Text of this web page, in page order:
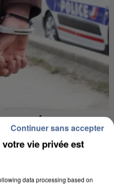
DE LA DZ
vie privée est
data processing based on
Continuer sans accepter